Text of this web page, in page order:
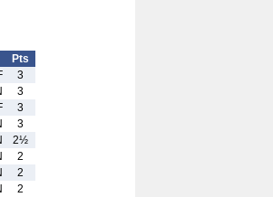
Pts
3
3
3
3
2½
2
2
2